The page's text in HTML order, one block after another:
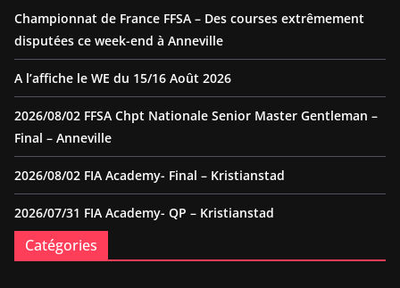
Championnat de France FFSA – Des courses extrêmement
disputées ce week-end à Anneville
A l’affiche le WE du 15/16 Août 2026
2026/08/02 FFSA Chpt Nationale Senior Master Gentleman –
Final – Anneville
2026/08/02 FIA Academy- Final – Kristianstad
2026/07/31 FIA Academy- QP – Kristianstad
Catégories